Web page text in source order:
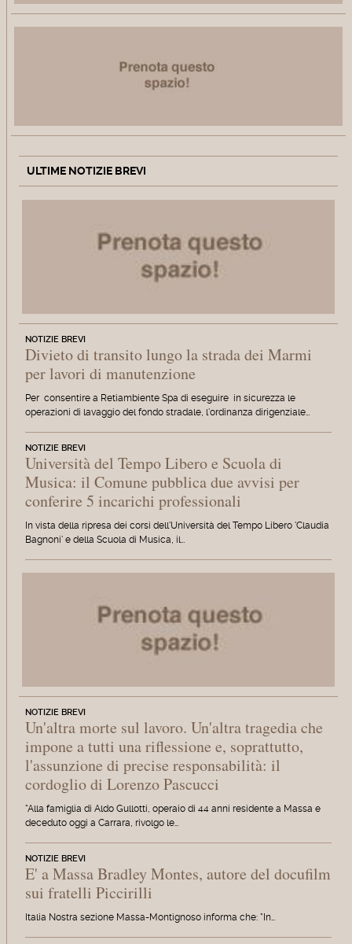
ULTIME NOTIZIE BREVI
NOTIZIE BREVI
Divieto di transito lungo la strada dei Marmi
per lavori di manutenzione
Per consentire a Retiambiente Spa di eseguire in sicurezza le
operazioni di lavaggio del fondo stradale, l'ordinanza dirigenziale…
NOTIZIE BREVI
Università del Tempo Libero e Scuola di
Musica: il Comune pubblica due avvisi per
conferire 5 incarichi professionali
In vista della ripresa dei corsi dell'Università del Tempo Libero 'Claudia
Bagnoni' e della Scuola di Musica, il…
NOTIZIE BREVI
Un'altra morte sul lavoro. Un'altra tragedia che
impone a tutti una riflessione e, soprattutto,
l'assunzione di precise responsabilità: il
cordoglio di Lorenzo Pascucci
"Alla famiglia di Aldo Gullotti, operaio di 44 anni residente a Massa e
deceduto oggi a Carrara, rivolgo le…
NOTIZIE BREVI
E' a Massa Bradley Montes, autore del docufilm
sui fratelli Piccirilli
Italia Nostra sezione Massa-Montignoso informa che: "In…